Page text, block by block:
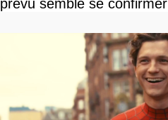
prévu semble se confirmer